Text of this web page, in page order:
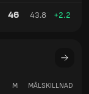
46 43.8 +2.2
M MÅLSKILLNAD